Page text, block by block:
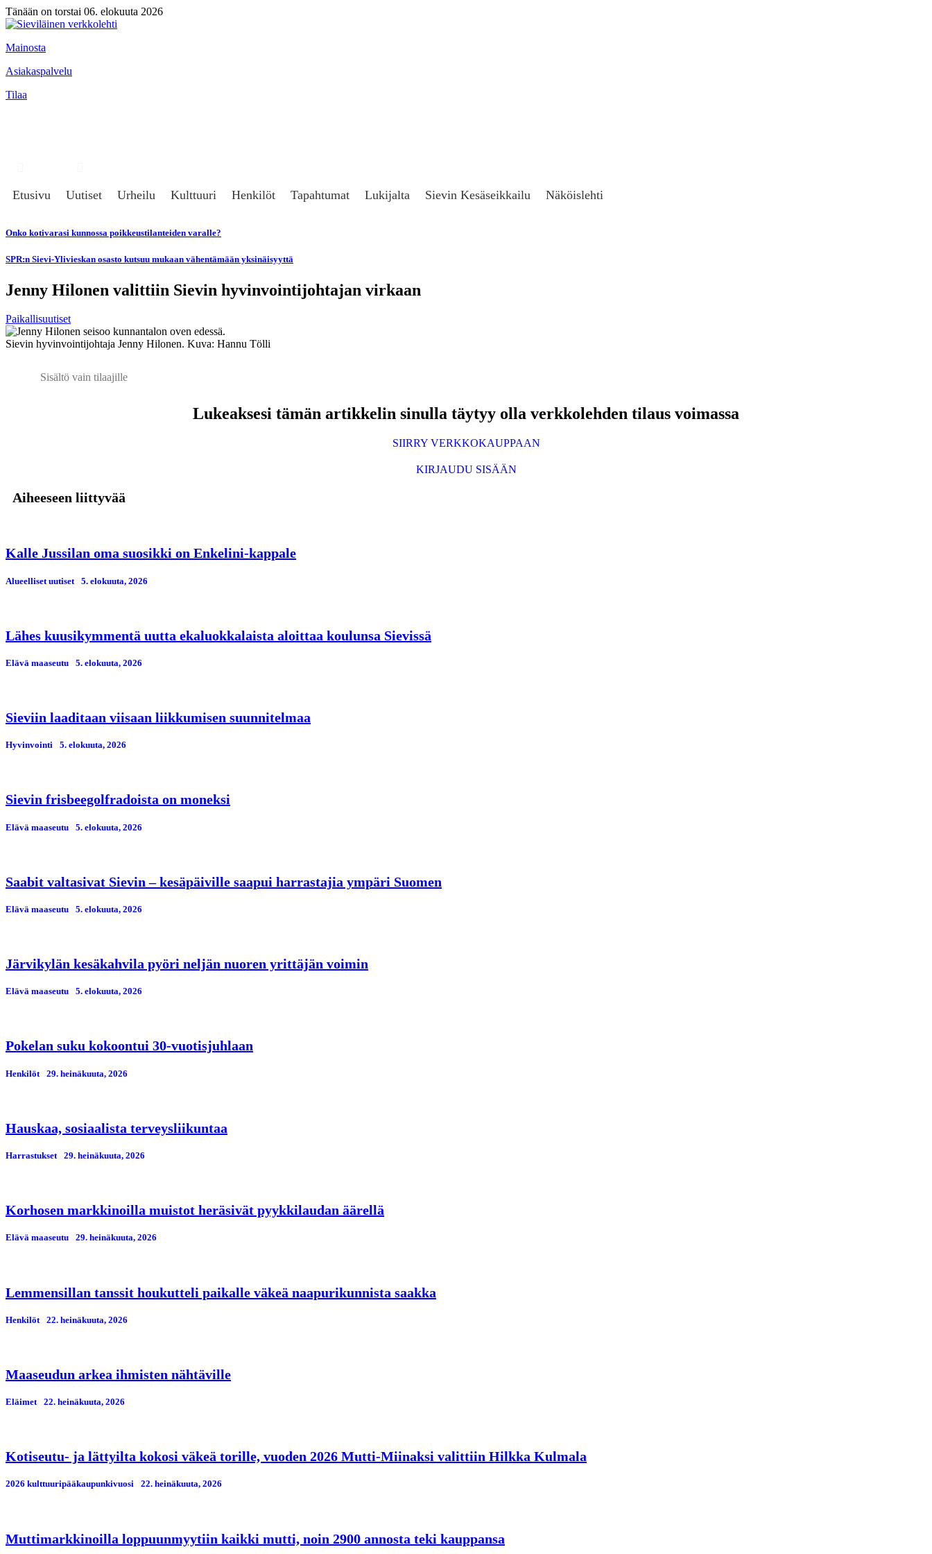
Tänään on torstai 06. elokuuta 2026
Mainosta
Asiakaspalvelu
Tilaa
Etusivu Uutiset Urheilu Kulttuuri Henkilöt Tapahtumat Lukijalta Sievin Kesäseikkailu Näköislehti
Onko kotivarasi kunnossa poikkeustilanteiden varalle?
SPR:n Sievi-Ylivieskan osasto kutsuu mukaan vähentämään yksinäisyyttä
Jenny Hilonen valittiin Sievin hyvinvointijohtajan virkaan
Paikallisuutiset
Sievin hyvinvointijohtaja Jenny Hilonen. Kuva: Hannu Tölli
Sisältö vain tilaajille
Lukeaksesi tämän artikkelin sinulla täytyy olla verkkolehden tilaus voimassa
SIIRRY VERKKOKAUPPAAN
KIRJAUDU SISÄÄN
Aiheeseen liittyvää
Kalle Jussilan oma suosikki on Enkelini-kappale
Alueelliset uutiset 5. elokuuta, 2026
Lähes kuusikymmentä uutta ekaluokkalaista aloittaa koulunsa Sievissä
Elävä maaseutu 5. elokuuta, 2026
Sieviin laaditaan viisaan liikkumisen suunnitelmaa
Hyvinvointi 5. elokuuta, 2026
Sievin frisbeegolfradoista on moneksi
Elävä maaseutu 5. elokuuta, 2026
Saabit valtasivat Sievin – kesäpäiville saapui harrastajia ympäri Suomen
Elävä maaseutu 5. elokuuta, 2026
Järvikylän kesäkahvila pyöri neljän nuoren yrittäjän voimin
Elävä maaseutu 5. elokuuta, 2026
Pokelan suku kokoontui 30-vuotisjuhlaan
Henkilöt 29. heinäkuuta, 2026
Hauskaa, sosiaalista terveysliikuntaa
Harrastukset 29. heinäkuuta, 2026
Korhosen markkinoilla muistot heräsivät pyykkilaudan äärellä
Elävä maaseutu 29. heinäkuuta, 2026
Lemmensillan tanssit houkutteli paikalle väkeä naapurikunnista saakka
Henkilöt 22. heinäkuuta, 2026
Maaseudun arkea ihmisten nähtäville
Eläimet 22. heinäkuuta, 2026
Kotiseutu- ja lättyilta kokosi väkeä torille, vuoden 2026 Mutti-Miinaksi valittiin Hilkka Kulmala
2026 kulttuuripääkaupunkivuosi 22. heinäkuuta, 2026
Muttimarkkinoilla loppuunmyytiin kaikki mutti, noin 2900 annosta teki kauppansa